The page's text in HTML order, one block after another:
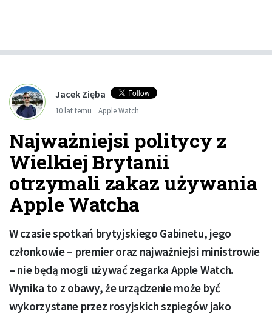
Jacek Zięba
10 lat temu Apple Watch
Najważniejsi politycy z
Wielkiej Brytanii
otrzymali zakaz używania
Apple Watcha
W czasie spotkań brytyjskiego Gabinetu, jego
członkowie – premier oraz najważniejsi ministrowie
– nie będą mogli używać zegarka Apple Watch.
Wynika to z obawy, że urządzenie może być
wykorzystane przez rosyjskich szpiegów jako